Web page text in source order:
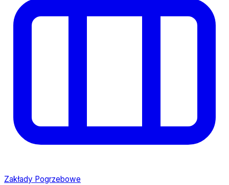
Zakłady Pogrzebowe